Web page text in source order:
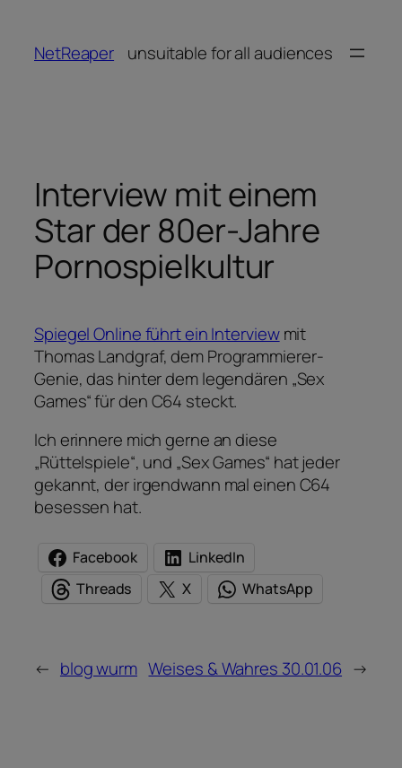
springen
NetReaper unsuitable for all audiences
Interview mit einem
Star der 80er-Jahre
Pornospielkultur
Spiegel Online führt ein Interviewmit
Thomas Landgraf, dem Programmierer-
Genie, das hinter dem legendären „Sex
Games“ für den C64 steckt.
Ich erinnere mich gerne an diese
„Rüttelspiele“, und „Sex Games“ hat jeder
gekannt, der irgendwann mal einen C64
besessen hat.
Facebook
LinkedIn
Threads
X WhatsApp
← blog wurm Weises & Wahres 30.01.06 →